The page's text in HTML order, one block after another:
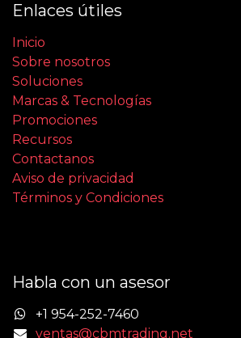
Enlaces útiles
Inicio
Sobre nosotros
Soluciones
Marcas & Tecnologías
Promociones
Recursos
Contactanos
Aviso de privacidad
Términos y Condiciones
Habla con un asesor
+1 954-252-7460
ventas@cbmtrading.net